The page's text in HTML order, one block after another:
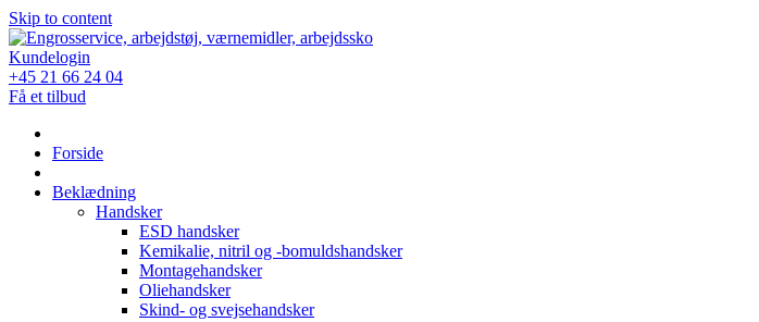
Skip to content
Kundelogin
+45 21 66 24 04
Få et tilbud
Forside
Beklædning
Handsker
ESD handsker
Kemikalie, nitril og -bomuldshandsker
Montagehandsker
Oliehandsker
Skind- og svejsehandsker